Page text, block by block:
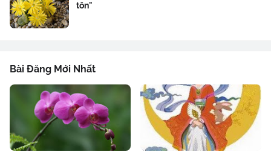
tôn"
Bài Đăng Mới Nhất